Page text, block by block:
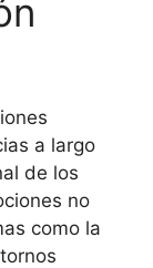
a largo
de los
no
como la